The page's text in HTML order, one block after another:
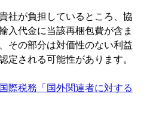
社が負担しているところ、協
入代金に当該再梱包費が含ま
その部分は対価性のない利益
定される可能性があります。
国際税務「国外関連者に対する